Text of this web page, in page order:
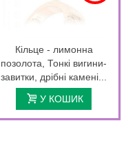
Кільце - лимонна
позолота, Тонкі вигини-
завитки, дрібні камені...
У КОШИК